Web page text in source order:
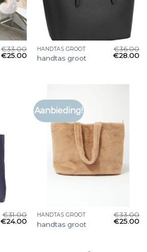
€33.00
€25.00
HANDTAS GROOT
handtas groot
€36.00
€28.00
€31.00
€24.00
Aanbieding!
HANDTAS GROOT
handtas groot
€33.00
€25.00